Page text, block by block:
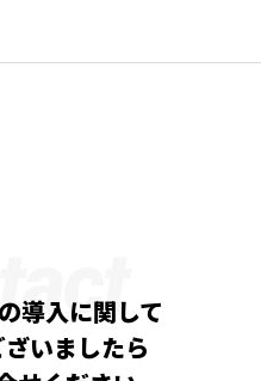
の導入に関して
いましたら